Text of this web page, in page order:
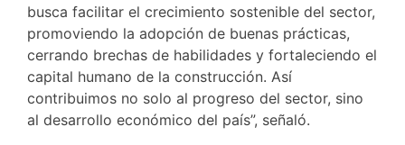
busca facilitar el crecimiento sostenible del sector,
promoviendo la adopción de buenas prácticas,
cerrando brechas de habilidades y fortaleciendo el
capital humano de la construcción. Así
contribuimos no solo al progreso del sector, sino
al desarrollo económico del país”, señaló.